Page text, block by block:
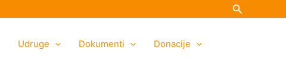
Search
Udruge Dokumenti
Donacije